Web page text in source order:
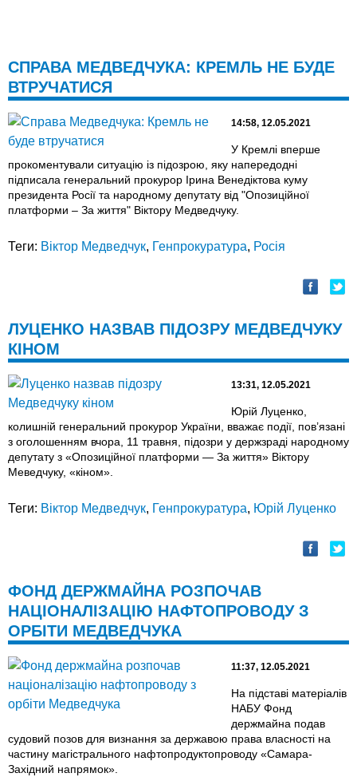
СПРАВА МЕДВЕДЧУКА: КРЕМЛЬ НЕ БУДЕ
ВТРУЧАТИСЯ
14:58, 12.05.2021
У Кремлі вперше
прокоментували ситуацію із підозрою, яку напередодні
підписала генеральний прокурор Ірина Венедіктова куму
президента Росії та народному депутату від "Опозиційної
платформи – За життя" Віктору Медведчуку.
Теги: Віктор Медведчук, Генпрокуратура, Росія
ЛУЦЕНКО НАЗВАВ ПІДОЗРУ МЕДВЕДЧУКУ
КІНОМ
13:31, 12.05.2021
Юрій Луценко,
колишній генеральний прокурор України, вважає події, пов’язані
з оголошенням вчора, 11 травня, підозри у держзраді народному
депутату з «Опозиційної платформи — За життя» Віктору
Меведчуку, «кіном».
Теги: Віктор Медведчук, Генпрокуратура, Юрій Луценко
ФОНД ДЕРЖМАЙНА РОЗПОЧАВ
НАЦІОНАЛІЗАЦІЮ НАФТОПРОВОДУ З
ОРБІТИ МЕДВЕДЧУКА
11:37, 12.05.2021
На підставі матеріалів
НАБУ Фонд
держмайна подав
судовий позов для визнання за державою права власності на
частину магістрального нафтопродуктопроводу «Самара-
Західний напрямок».